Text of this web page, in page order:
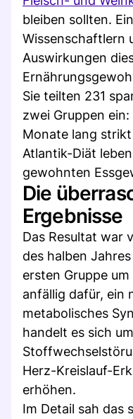
bleiben sollten.
Wissenschaftlern
Auswirkungen
Sie teilten 231
zwei Gruppen
Monate lang
Atlantik-Diät
gewohnten
Die
Ergebnisse
Das Resultat war
des halben
ersten Gruppe
anfällig dafür, ein
metabolisches
handelt es sich
Herz-Kreislauf-
erhöhen.
Im Detail sah das